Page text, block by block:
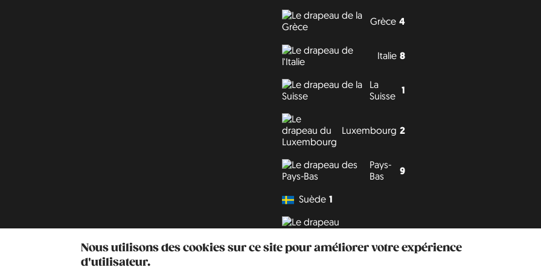
Nous utilisons des cookies sur ce site pour améliorer votre expérience
d'utilisateur.
Grèce 4
Italie 8
La
Suisse 1
Luxembourg 2
Pays-
Bas
9
Suède 1